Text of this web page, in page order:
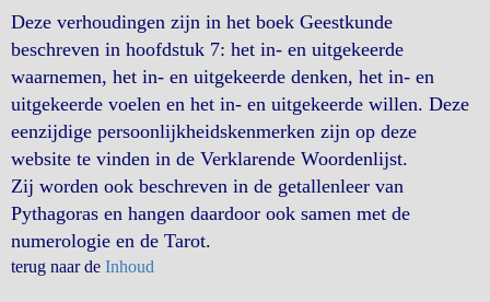
Deze verhoudingen zijn in het boek Geestkunde
beschreven in hoofdstuk 7: het in- en uitgekeerde
waarnemen, het in- en uitgekeerde denken, het in- en
uitgekeerde voelen en het in- en uitgekeerde willen. Deze
eenzijdige persoonlijkheidskenmerken zijn op deze
website te vinden in de Verklarende Woordenlijst.
Zij worden ook beschreven in de getallenleer van
Pythagoras en hangen daardoor ook samen met de
numerologie en de Tarot.
terug naar de Inhoud